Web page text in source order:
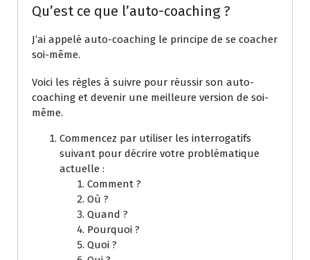
Qu’est ce que l’auto-coaching ?
J’ai appelé auto-coaching le principe de se coacher
soi-même.
Voici les règles à suivre pour réussir son auto-
coaching et devenir une meilleure version de soi-
même.
Commencez par utiliser les interrogatifs
suivant pour décrire votre problématique
actuelle :
Comment ?
Où ?
Quand ?
Pourquoi ?
Quoi ?